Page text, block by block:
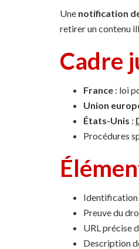
Une notification
retirer un contenu
Cadre
France : loi
Union
États-Unis :
Procédures
Identification
Preuve du
URL précise
Description